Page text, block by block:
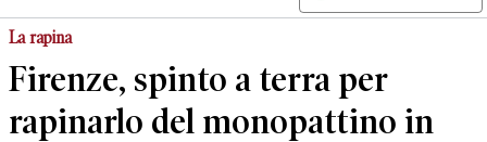
La rapina
Firenze, spinto a terra per
rapinarlo del monopattino in